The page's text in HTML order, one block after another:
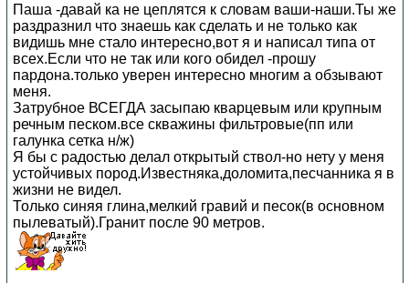
Паша -давай ка не цеплятся к словам ваши-наши.Ты же
раздразнил что знаешь как сделать и не только как
видишь мне стало интересно,вот я и написал типа от
всех.Если что не так или кого обидел -прошу
пардона.только уверен интересно многим а обзывают
меня.
Затрубное ВСЕГДА засыпаю кварцевым или крупным
речным песком.все скважины фильтровые(пп или
галунка сетка н/ж)
Я бы с радостью делал открытый ствол-но нету у меня
устойчивых пород.Известняка,доломита,песчанника я в
жизни не видел.
Только синяя глина,мелкий гравий и песок(в основном
пылеватый).Гранит после 90 метров.